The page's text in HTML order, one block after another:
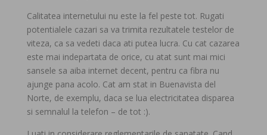
Calitatea internetului nu este la fel peste tot. Rugati
potentialele cazari sa va trimita rezultatele testelor de
viteza, ca sa vedeti daca ati putea lucra. Cu cat cazarea
este mai indepartata de orice, cu atat sunt mai mici
sansele sa aiba internet decent, pentru ca fibra nu
ajunge pana acolo. Cat am stat in Buenavista del
Norte, de exemplu, daca se lua electricitatea disparea
si semnalul la telefon – de tot :).